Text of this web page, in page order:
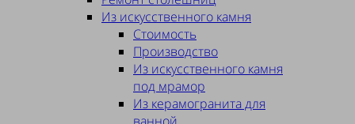
Из искусственного камня
Стоимость
Производство
Из искусственного камня
под мрамор
Из керамогранита для